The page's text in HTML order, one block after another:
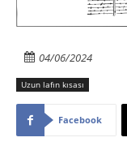
04/06/2024
Uzun lafın kısası
Facebook